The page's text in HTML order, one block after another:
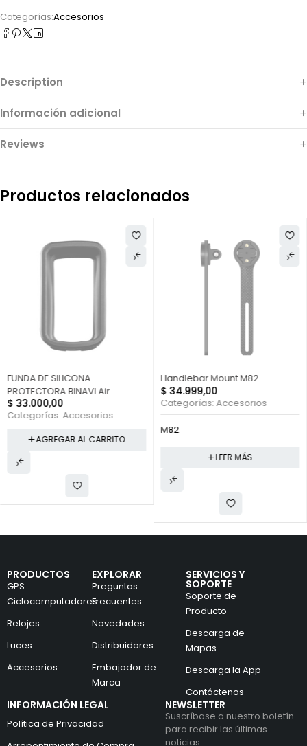
Categorías:Accesorios
Description
Información adicional
Reviews
Productos relacionados
FUNDA DE SILICONA
PROTECTORA BINAVI Air
$ 33.000,00
Categorías:Accesorios
AGREGAR AL CARRITO
Handlebar Mount M82
$ 34.999,00
Categorías:Accesorios
M82
LEER MÁS
PRODUCTOS
GPS
Ciclocomputadores
Relojes
Luces
Accesorios
EXPLORAR
Preguntas
Frecuentes
Novedades
Distribuidores
Embajador de
Marca
SERVICIOS Y
SOPORTE
Soporte de
Producto
Descarga de
Mapas
Descarga la App
Contáctenos
INFORMACIÓN LEGAL
Política de Privacidad
NEWSLETTER
Suscríbase a nuestro boletín
para recibir las últimas
noticias